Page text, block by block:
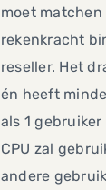
moet matchen
rekenkracht
reseller. Het
én heeft
als 1
CPU zal
andere